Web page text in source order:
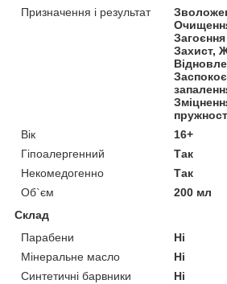
Призначення і результат
Захист,
Вік
16+
Гіпоалергенний
Так
Некомедогенно
Так
Об`єм
200 мл
Склад
Парабени
Ні
Мінеральне масло
Ні
Синтетичні барвники
Ні